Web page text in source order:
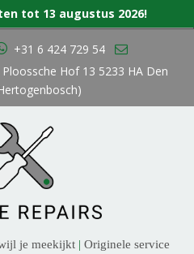
+31 6 424 729 54
Ploossche Hof 13 5233 HA Den
je meekijkt | Originele service
tot 13 augustus 2026!